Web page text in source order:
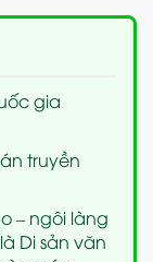
gia
truyền
– ngôi làng
Di sản văn